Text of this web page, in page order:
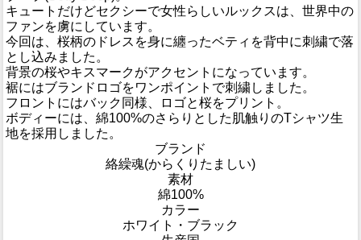
キュートだけどセクシーで女性らしいルックスは、世界中の
ファンを虜にしています。
今回は、桜柄のドレスを身に纏ったベティを背中に刺繍で落
とし込みました。
背景の桜やキスマークがアクセントになっています。
裾にはブランドロゴをワンポイントで刺繍しました。
フロントにはバック同様、ロゴと桜をプリント。
ボディーには、綿100%のさらりとした肌触りのTシャツ生
地を採用しました。
ブランド
絡繰魂(からくりたましい)
素材
綿100%
カラー
ホワイト・ブラック